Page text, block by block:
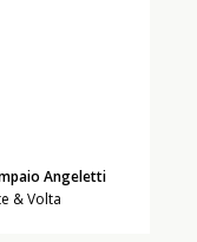
Angeletti
& Volta